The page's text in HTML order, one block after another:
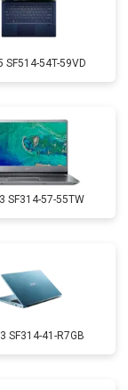
SF514-54T-59VD
SF314-57-55TW
SF314-41-R7GB